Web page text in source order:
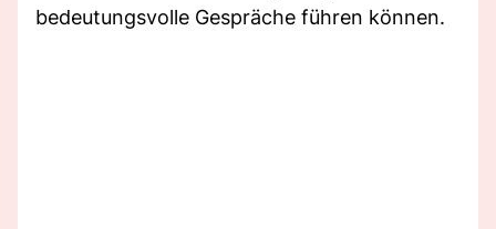
bedeutungsvolle Gespräche führen können.